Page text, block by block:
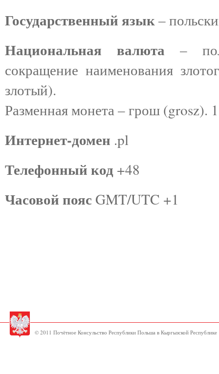
Государственный язык–
Национальная валюта –
сокращение наименования
злотый).
Разменная монета – грош (grosz).
Интернет-домен .pl
Телефонный код +48
Часовой пояс GMT/UTC +1
© 2011 Почётное Консульство Республики Польша в Кыргызской Республике